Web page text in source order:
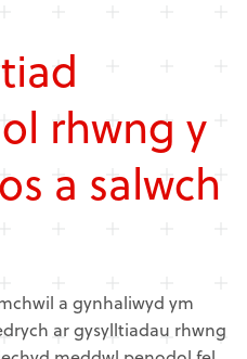
rhwng y
a salwch
a gynhaliwyd ym
ar gysylltiadau rhwng